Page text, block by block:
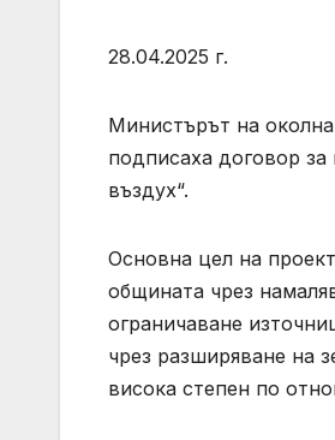
28.04.2025 г.
Министърът на
подписаха договор
въздух“.
Основна цел на
общината чрез
ограничаване
чрез разширяване на
висока степен по